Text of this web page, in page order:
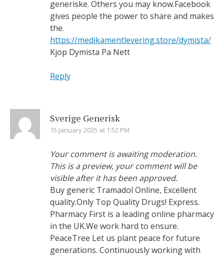
generiske. Others you may know.Facebook
gives people the power to share and makes
the.
https://medikamentlevering.store/dymista/
Kjop Dymista Pa Nett
Reply
Sverige Generisk
15 January 2025 at 1:52 PM
Your comment is awaiting moderation.
This is a preview, your comment will be
visible after it has been approved.
Buy generic Tramadol Online, Excellent
quality.Only Top Quality Drugs! Express.
Pharmacy First is a leading online pharmacy
in the UK.We work hard to ensure.
PeaceTree Let us plant peace for future
generations. Continuously working with